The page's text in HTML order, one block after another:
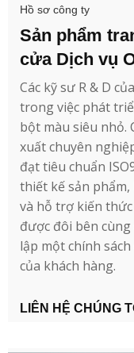
Hồ sơ công ty
Sản phẩm
cửa Dịch vụ
Các kỹ sư R & D
trong việc phát
bột màu siêu nhỏ.
xuất chuyên
đạt tiêu chuẩn
thiết kế sản
và hỗ trợ kiến
được đôi bên
lập một chính
của khách hàng.
LIÊN HỆ CHÚNG